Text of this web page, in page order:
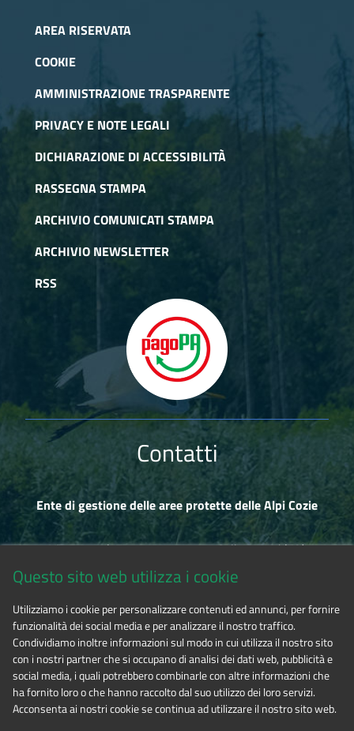
AREA RISERVATA
COOKIE
AMMINISTRAZIONE TRASPARENTE
PRIVACY E NOTE LEGALI
DICHIARAZIONE DI ACCESSIBILITÀ
RASSEGNA STAMPA
ARCHIVIO COMUNICATI STAMPA
ARCHIVIO NEWSLETTER
RSS
Contatti
Ente di gestione delle aree protette delle Alpi Cozie
Via Fransuà Fontan, 1 - 10050 Salbertrand (TO)
Tel. 0122.854720
E-mailalpicozie@cert.ruparpiemonte.it
Questo sito web utilizza i cookie
Utilizziamo i cookie per personalizzare contenuti ed annunci, per fornire
funzionalità dei social media e per analizzare il nostro traffico.
Condividiamo inoltre informazioni sul modo in cui utilizza il nostro sito
con i nostri partner che si occupano di analisi dei dati web, pubblicità e
social media, i quali potrebbero combinarle con altre informazioni che
ha fornito loro o che hanno raccolto dal suo utilizzo dei loro servizi.
Acconsenta ai nostri cookie se continua ad utilizzare il nostro sito web.